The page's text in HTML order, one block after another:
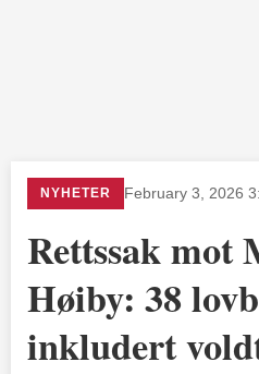
NYHETER February 3, 2026
Rettssak mot
Høiby: 38
inkludert